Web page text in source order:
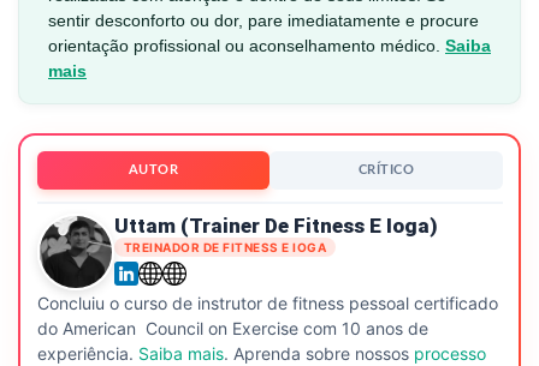
sentir desconforto ou dor, pare imediatamente e procure
orientação profissional ou aconselhamento médico. Saiba
mais
AUTOR CRÍTICO
Uttam (Trainer De Fitness E Ioga)
TREINADOR DE FITNESS E IOGA
Concluiu o curso de instrutor de fitness pessoal certificado
do American Council on Exercise com 10 anos de
experiência. Saiba mais. Aprenda sobre nossos processo